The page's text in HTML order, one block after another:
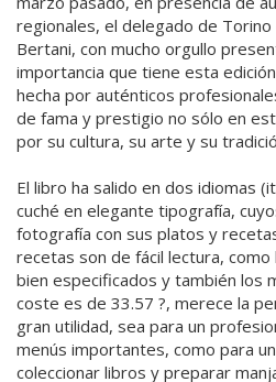
regionales, el delegado de Torino
Bertani, con mucho orgullo
importancia que tiene esta
hecha por auténticos
de fama y prestigio no sólo en
por su cultura, su arte y su
El libro ha salido en dos idiomas
cuché en elegante tipografía,
fotografía con sus platos y
recetas son de fácil lectura,
bien especificados y también los
coste es de 33.57 ?, merece la
gran utilidad, sea para un
menús importantes, como para
coleccionar libros y preparar